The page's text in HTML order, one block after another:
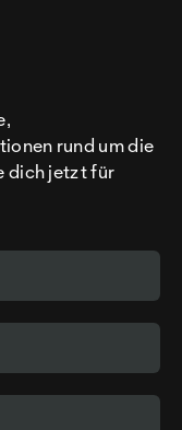
rund um die
dich jetzt für